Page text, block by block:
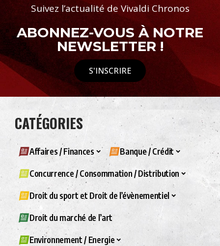
Suivez l’actualité de Vivaldi Chronos
ABONNEZ-VOUS À NOTRE
NEWSLETTER !
S'INSCRIRE
CATÉGORIES
Affaires / Finances Banque / Crédit
Concurrence / Consommation / Distribution
Droit du sport et Droit de l’évènementiel
Droit du marché de l’art
Environnement / Energie